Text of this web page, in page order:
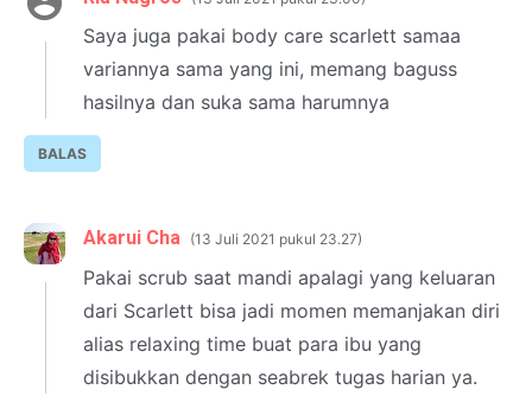
Saya juga pakai body care scarlett samaa
variannya sama yang ini, memang baguss
hasilnya dan suka sama harumnya
BALAS
Akarui Cha 13 Juli 2021 pukul 23.27
Pakai scrub saat mandi apalagi yang keluaran
dari Scarlett bisa jadi momen memanjakan diri
alias relaxing time buat para ibu yang
disibukkan dengan seabrek tugas harian ya.